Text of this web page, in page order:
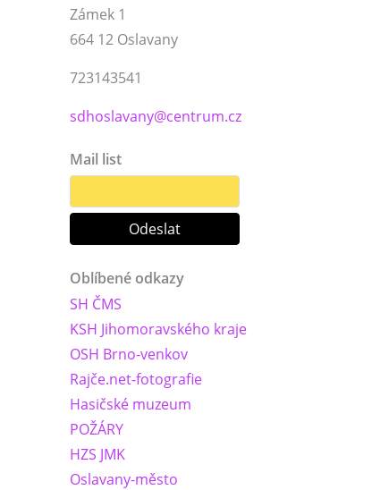
Zámek 1
664 12 Oslavany
723143541
sdhoslavany@centrum.cz
Mail list
Oblíbené odkazy
SH ČMS
KSH Jihomoravského kraje
OSH Brno-venkov
Rajče.net-fotografie
Hasičské muzeum
POŽÁRY
HZS JMK
Oslavany-město